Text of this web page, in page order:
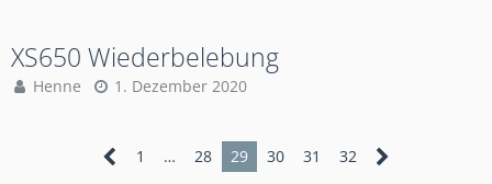
XS650 Wiederbelebung
Henne 1. Dezember 2020
1 … 28 29 30 31 32